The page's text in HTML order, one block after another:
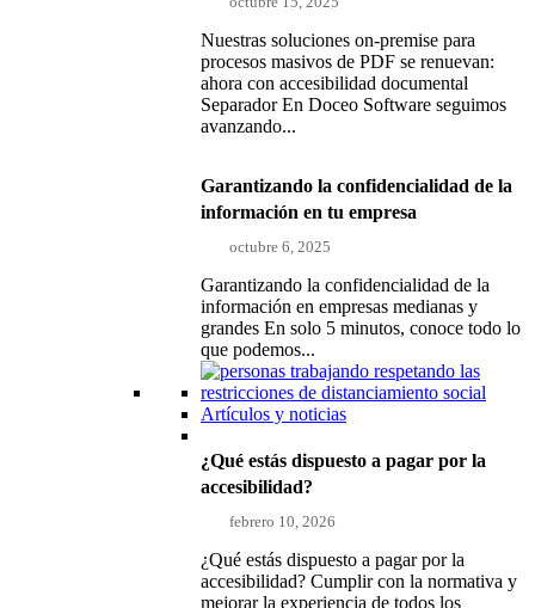
Nuestras soluciones on-premise para
procesos masivos de PDF se renuevan:
ahora con accesibilidad documental
Separador En Doceo Software seguimos
avanzando...
Garantizando la confidencialidad de la
información en tu empresa
octubre 6, 2025
Garantizando la confidencialidad de la
información en empresas medianas y
grandes En solo 5 minutos, conoce todo lo
que podemos...
Artículos y noticias
¿Qué estás dispuesto a pagar por la
accesibilidad?
febrero 10, 2026
¿Qué estás dispuesto a pagar por la
accesibilidad? Cumplir con la normativa y
mejorar la experiencia de todos los